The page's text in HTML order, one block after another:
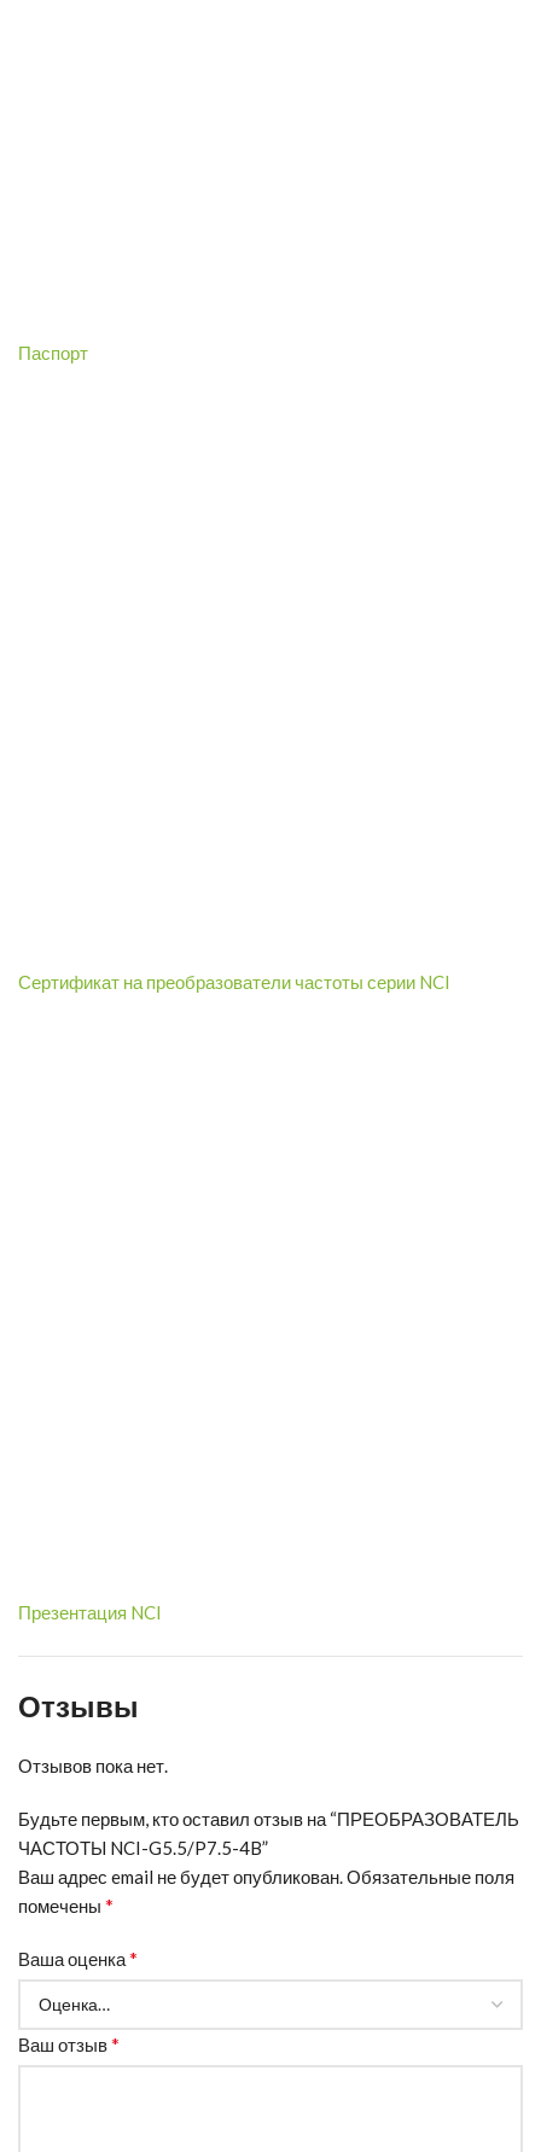
Паспорт
Сертификат на преобразователи частоты серии NCI
Презентация NCI
Отзывы
Отзывов пока нет.
Будьте первым, кто оставил отзыв на “ПРЕОБРАЗОВАТЕЛЬ
ЧАСТОТЫ NCI-G5.5/P7.5-4B”
Ваш адрес email не будет опубликован.Обязательные поля
помечены *
Ваша оценка*
Ваш отзыв*